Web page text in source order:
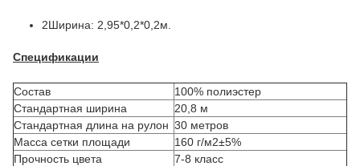
2Ширина: 2,95*0,2*0,2м.
Спецификации
Состав
100% полиэстер
Стандартная ширина
20,8 м
Стандартная длина на рулон 30 метров
Масса сетки площади
160 г/м2±5%
Прочность цвета
7-8 класс